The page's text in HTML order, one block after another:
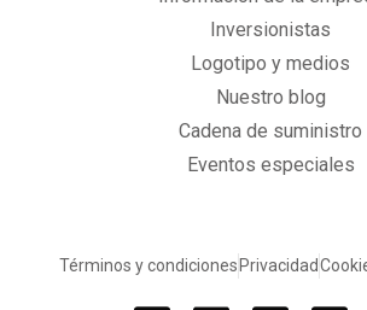
Inversionistas
Logotipo y medios
Nuestro blog
Cadena de suministro
Eventos especiales
Términos y condiciones Privacidad